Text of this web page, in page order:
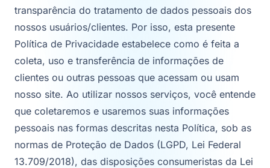
transparência do tratamento de dados pessoais dos
nossos usuários/clientes. Por isso, esta presente
Política de Privacidade estabelece como é feita a
coleta, uso e transferência de informações de
clientes ou outras pessoas que acessam ou usam
nosso site. Ao utilizar nossos serviços, você entende
que coletaremos e usaremos suas informações
pessoais nas formas descritas nesta Política, sob as
normas de Proteção de Dados (LGPD, Lei Federal
13.709/2018), das disposições consumeristas da Lei